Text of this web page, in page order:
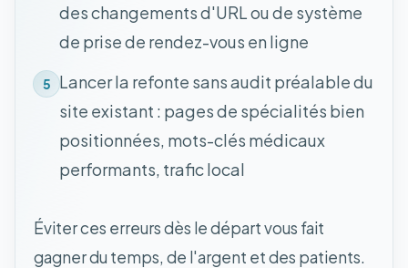
des changements d'URL ou de système
de prise de rendez-vous en ligne
5 Lancer la refonte sans audit préalable du
site existant : pages de spécialités bien
positionnées, mots-clés médicaux
performants, trafic local
Éviter ces erreurs dès le départ vous fait
gagner du temps, de l'argent et des patients.